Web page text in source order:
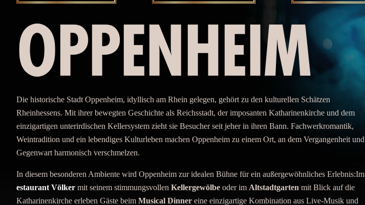
OPPENHEIM
Die historische Stadt Oppenheim, idyllisch am Rhein gelegen, gehört zu den kulturellen Schätzen
Rheinhessens. Mit ihrer bewegten Geschichte als Reichsstadt, der imposanten Katharinenkirche und dem
einzigartigen unterirdischen Kellersystem zieht sie Besucher seit jeher in ihren Bann. Fachwerkromantik,
Weintradition und ein lebendiges Kulturleben machen Oppenheim zu einem Ort, an dem Vergangenheit und
Gegenwart harmonisch verschmelzen.
In diesem besonderen Ambiente wird Oppenheim zur idealen Bühne für ein außergewöhnliches Erlebnis:Im
estaurant Völker mit seinem stimmungsvollen Kellergewölbe oder im Altstadtgarten mit Blick auf die
Katharinenkirche erleben Gäste beim Musical Dinner eine einzigartige Kombination aus Live-Musik und